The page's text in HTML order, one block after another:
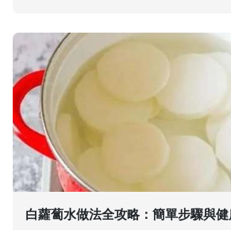
白蘿蔔水做法全攻略：簡單步驟與